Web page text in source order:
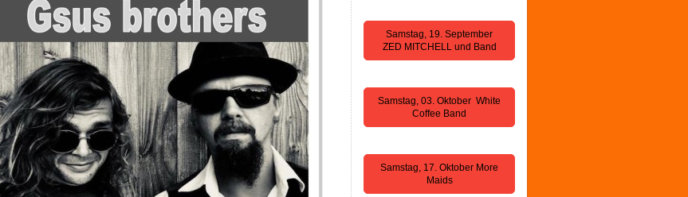
Samstag, 19. September
ZED MITCHELL und Band
Samstag, 03. Oktober White
Coffee Band
Samstag, 17. Oktober More
Maids